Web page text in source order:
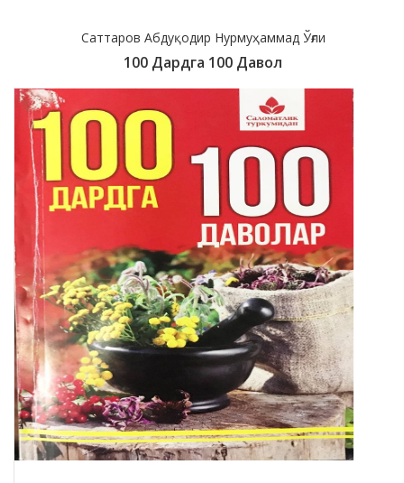
Саттаров Абдуқодир Нурмуҳаммад Ўғли
100 Дардга 100 Давол